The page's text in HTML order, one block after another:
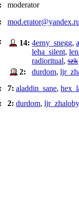
moderator
: 14: 4erny_snegg,
leha_silent,
radioritual, szk
2:
durdom,
7: aladdin_sane,
2: durdom, ljr_zhaloby